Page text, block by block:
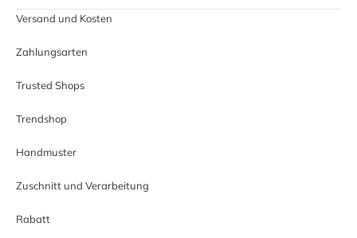
Versand und Kosten
Zahlungsarten
Trusted Shops
Trendshop
Handmuster
Zuschnitt und Verarbeitung
Rabatt